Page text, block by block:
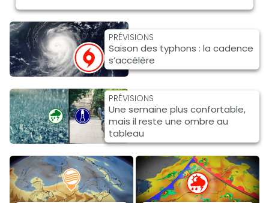
PRÉVISIONS
Saison des typhons : la cadence
s’accélère
PRÉVISIONS
Une semaine plus confortable,
mais il reste une ombre au
tableau